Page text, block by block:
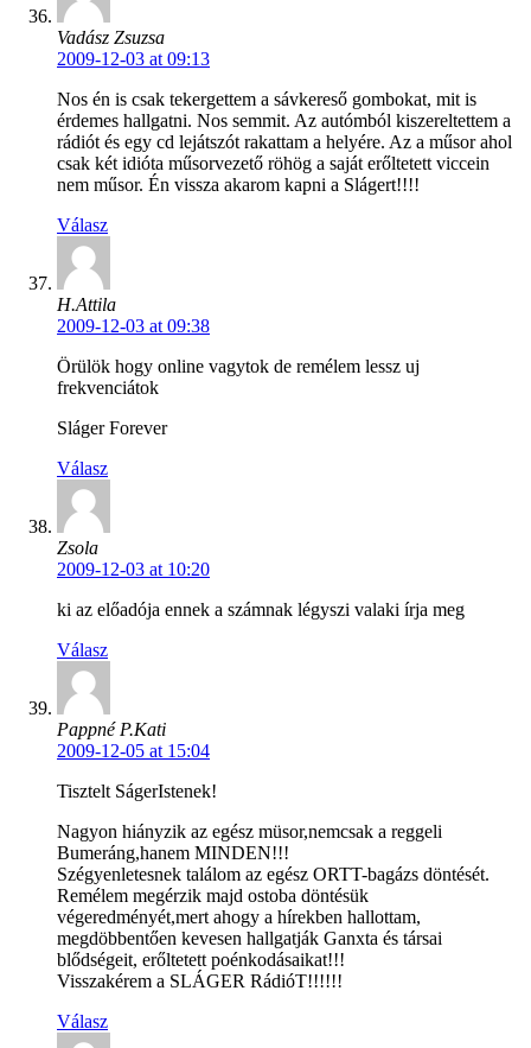
Vadász Zsuzsa
2009-12-03 at 09:13
Nos én is csak tekergettem a sávkereső gombokat, mit is
érdemes hallgatni. Nos semmit. Az autómból kiszereltettem a
rádiót és egy cd lejátszót rakattam a helyére. Az a műsor ahol
csak két idióta műsorvezető röhög a saját erőltetett viccein
nem műsor. Én vissza akarom kapni a Slágert!!!!
Válasz
H.Attila
2009-12-03 at 09:38
Örülök hogy online vagytok de remélem lessz uj
frekvenciátok
Sláger Forever
Válasz
Zsola
2009-12-03 at 10:20
ki az előadója ennek a számnak légyszi valaki írja meg
Válasz
Pappné P.Kati
2009-12-05 at 15:04
Tisztelt SágerIstenek!
Nagyon hiányzik az egész müsor,nemcsak a reggeli
Bumeráng,hanem MINDEN!!!
Szégyenletesnek találom az egész ORTT-bagázs döntését.
Remélem megérzik majd ostoba döntésük
végeredményét,mert ahogy a hírekben hallottam,
megdöbbentően kevesen hallgatják Ganxta és társai
blődségeit, erőltetett poénkodásaikat!!!
Visszakérem a SLÁGER RádióT!!!!!!
Válasz